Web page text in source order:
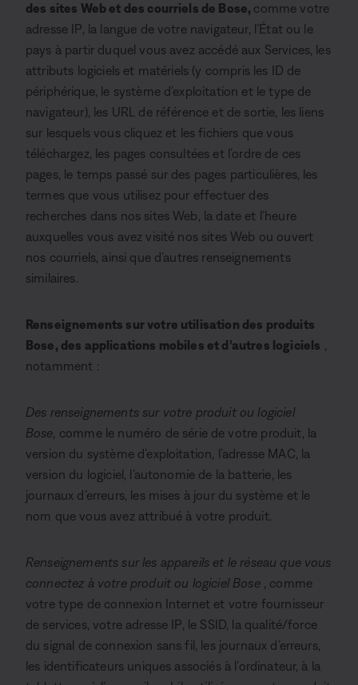
des sites Web et des courriels de Bose, comme votre
adresse IP, la langue de votre navigateur, l’État ou le
pays à partir duquel vous avez accédé aux Services, les
attributs logiciels et matériels (y compris les ID de
périphérique, le système d’exploitation et le type de
navigateur), les URL de référence et de sortie, les liens
sur lesquels vous cliquez et les fichiers que vous
téléchargez, les pages consultées et l’ordre de ces
pages, le temps passé sur des pages particulières, les
termes que vous utilisez pour effectuer des
recherches dans nos sites Web, la date et l’heure
auxquelles vous avez visité nos sites Web ou ouvert
nos courriels, ainsi que d’autres renseignements
similaires.
Renseignements sur votre utilisation des produits
Bose, des applications mobiles et d’autres logiciels
notamment :
Des renseignements sur votre produit ou logiciel
Bose, comme le numéro de série de votre produit, la
version du système d’exploitation, l’adresse MAC, la
version du logiciel, l’autonomie de la batterie, les
journaux d’erreurs, les mises à jour du système et le
nom que vous avez attribué à votre produit.
Renseignements sur les appareils et le réseau que vous
connectez à votre produit ou logiciel Bose
, comme
votre type de connexion Internet et votre fournisseur
de services, votre adresse IP, le SSID, la qualité/force
du signal de connexion sans fil, les journaux d’erreurs,
les identificateurs uniques associés à l’ordinateur, à la